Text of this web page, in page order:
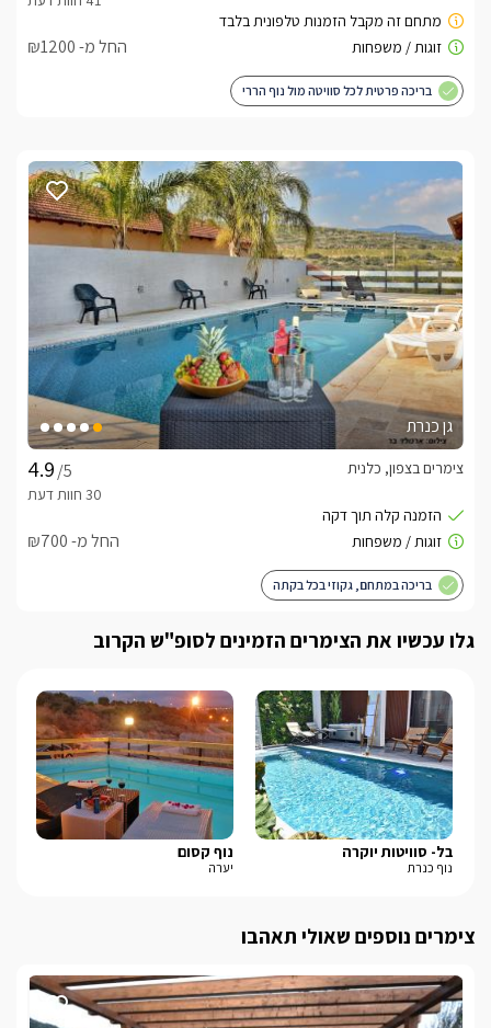
בברכה, אייל -052-9788657
לצפייה באטרקציות ומסעדות בקרבת בקתות גן עדן -
לחצו כאן
החל מ- ₪1200
בריכה פרטית לכל סוויטה מול נוף הררי
גן כנרת
/5
צימרים בצפון, כלנית
החל מ- ₪700
בריכה במתחם, גקוזי בכל בקתה
גלו עכשיו את הצימרים הזמינים לסופ"ש הקרוב
בל- סוויטות יוקרה
נוף כנרת
נוף קסום
יערה
צימרים נוספים שאולי תאהבו